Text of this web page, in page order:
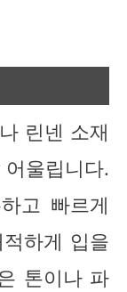
린넨 소재
울립니다.
고 빠르게
하게 입을
톤이나 파